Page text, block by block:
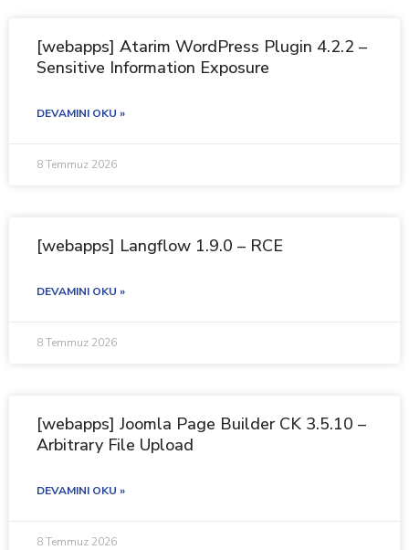
[webapps] Atarim WordPress Plugin 4.2.2 –
Sensitive Information Exposure
DEVAMINI OKU »
8 Temmuz 2026
[webapps] Langflow 1.9.0 – RCE
DEVAMINI OKU »
8 Temmuz 2026
[webapps] Joomla Page Builder CK 3.5.10 –
Arbitrary File Upload
DEVAMINI OKU »
8 Temmuz 2026